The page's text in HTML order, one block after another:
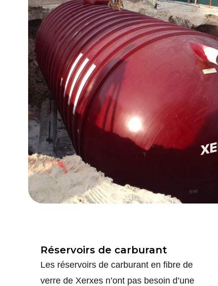
Réservoirs de carburant
Les réservoirs de carburant en fibre de
verre de Xerxes n’ont pas besoin d’une